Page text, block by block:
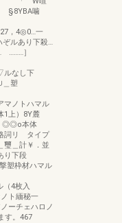
噛
一
あり下殺…
］
し下
ハマル
1上）8Y麓
本体
詞リ タイプ
計￥．並
下段
枠材ハマル
oの
4枚入
緬秘一
ーチェハロノ
す。467